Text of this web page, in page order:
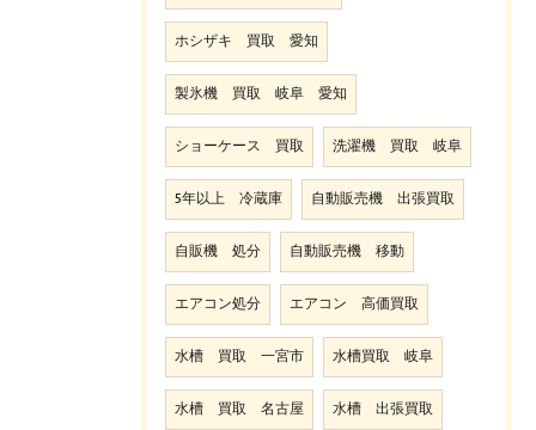
ホシザキ 買取 愛知
製氷機 買取 岐阜 愛知
ショーケース 買取 洗濯機 買取 岐阜
5年以上 冷蔵庫 自動販売機 出張買取
自販機 処分 自動販売機 移動
エアコン処分 エアコン 高価買取
水槽 買取 一宮市 水槽買取 岐阜
水槽 買取 名古屋 水槽 出張買取